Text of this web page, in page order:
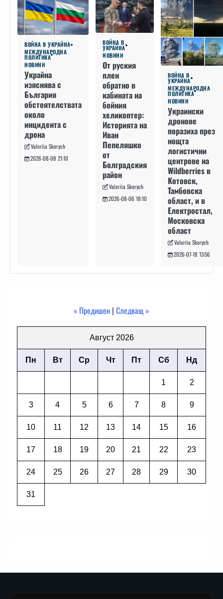
ВОЙНА В УКРАЙНА
МЕЖДУНАРОДНА
ПОЛИТИКА
НОВИНИ
Украйна
изяснява с
България
обстоятелствата
около
инцидента с
дрона
Valeriia Skorych
2026-08-08 21:10
ВОЙНА В
УКРАЙНА
НОВИНИ
От руския
плен
обратно в
кабината на
бойния
хеликоптер:
Историята на
Иван
Пепеляшко
от
Болградския
район
Valeriia Skorych
2026-08-06 18:10
ВОЙНА В
УКРАЙНА
МЕЖДУНАРОДНА
ПОЛИТИКА
НОВИНИ
Украински
дронове
поразиха през
нощта
логистични
центрове на
Wildberries в
Котовск,
Тамбовска
област, и в
Електростал,
Московска
област
Valeriia Skorych
2026-07-18 13:56
« Предишен | Следващ »
Август 2026
Пн Вт Ср Чт Пт Сб Нд
1 2
3 4 5 6 7 8 9
10 11 12 13 14 15 16
17 18 19 20 21 22 23
24 25 26 27 28 29 30
31